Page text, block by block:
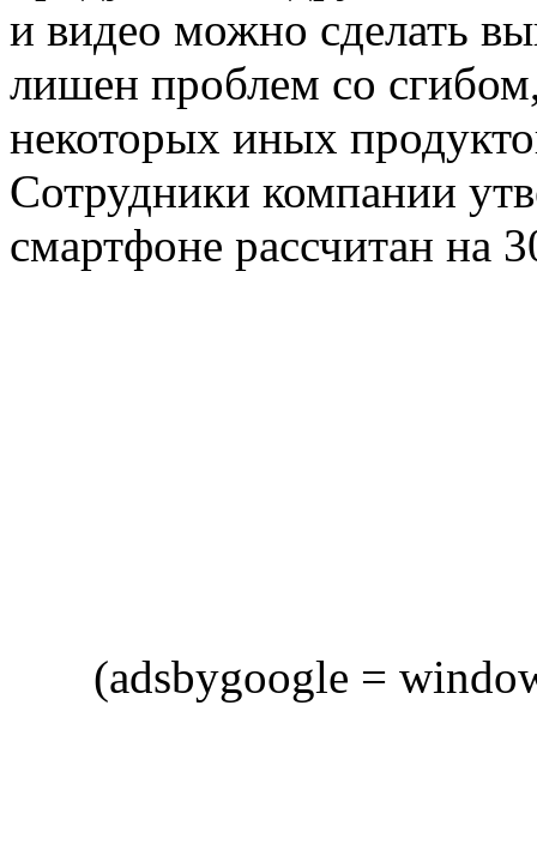
и видео можно сделать
лишен проблем со
некоторых иных
Сотрудники компании
смартфоне рассчитан на
(adsbygoogle =